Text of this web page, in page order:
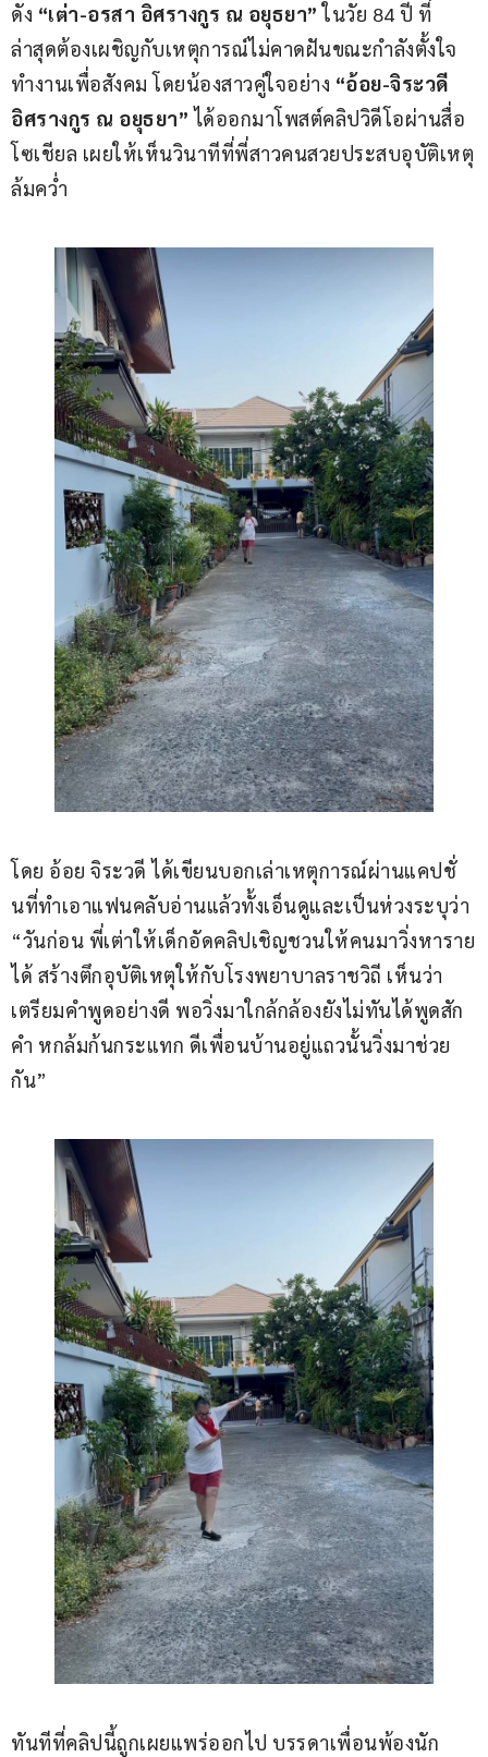
ดัง “เต่า-อรสา อิศรางกูร ณ อยุธยา” ในวัย 84 ปี ที่
ล่าสุดต้องเผชิญกับเหตุการณ์ไม่คาดฝันขณะกำลังตั้งใจ
ทำงานเพื่อสังคม โดยน้องสาวคู่ใจอย่าง “อ้อย-จิระวดี
อิศรางกูร ณ อยุธยา” ได้ออกมาโพสต์คลิปวิดีโอผ่านสื่อ
โซเชียล เผยให้เห็นวินาทีที่พี่สาวคนสวยประสบอุบัติเหตุ
ล้มคว่ำ
โดย อ้อย จิระวดี ได้เขียนบอกเล่าเหตุการณ์ผ่านแคปชั่
นที่ทำเอาแฟนคลับอ่านแล้วทั้งเอ็นดูและเป็นห่วงระบุว่า
“วันก่อน พี่เต่าให้เด็กอัดคลิปเชิญชวนให้คนมาวิ่งหาราย
ได้ สร้างตึกอุบัติเหตุให้กับโรงพยาบาลราชวิถี เห็นว่า
เตรียมคำพูดอย่างดี พอวิ่งมาใกล้กล้องยังไม่ทันได้พูดสัก
คำ หกล้มก้นกระแทก ดีเพื่อนบ้านอยู่แถวนั้นวิ่งมาช่วย
กัน”
ทันทีที่คลิปนี้ถูกเผยแพร่ออกไป บรรดาเพื่อนพ้องนัก